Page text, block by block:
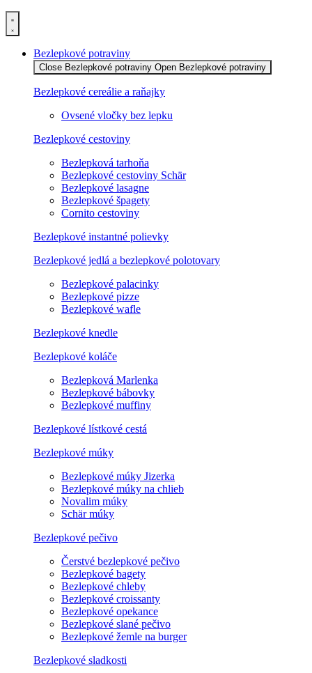
Bezlepkové potraviny
Close Bezlepkové potraviny Open Bezlepkové potraviny
Bezlepkové cereálie a raňajky
Ovsené vločky bez lepku
Bezlepkové cestoviny
Bezlepková tarhoňa
Bezlepkové cestoviny Schär
Bezlepkové lasagne
Bezlepkové špagety
Cornito cestoviny
Bezlepkové instantné polievky
Bezlepkové jedlá a bezlepkové polotovary
Bezlepkové palacinky
Bezlepkové pizze
Bezlepkové wafle
Bezlepkové knedle
Bezlepkové koláče
Bezlepková Marlenka
Bezlepkové bábovky
Bezlepkové muffiny
Bezlepkové lístkové cestá
Bezlepkové múky
Bezlepkové múky Jizerka
Bezlepkové múky na chlieb
Novalim múky
Schär múky
Bezlepkové pečivo
Čerstvé bezlepkové pečivo
Bezlepkové bagety
Bezlepkové chleby
Bezlepkové croissanty
Bezlepkové opekance
Bezlepkové slané pečivo
Bezlepkové žemle na burger
Bezlepkové sladkosti